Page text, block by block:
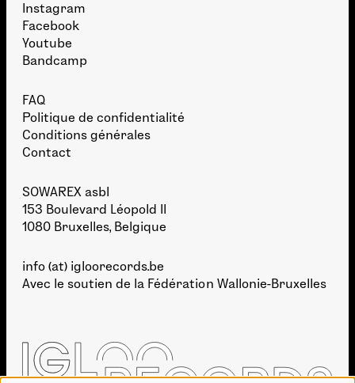
Instagram
Facebook
Youtube
Bandcamp
FAQ
Politique de confidentialité
Conditions générales
Contact
SOWAREX asbl
153 Boulevard Léopold II
1080 Bruxelles, Belgique
info (at) igloorecords.be
Avec le soutien de la Fédération Wallonie-Bruxelles